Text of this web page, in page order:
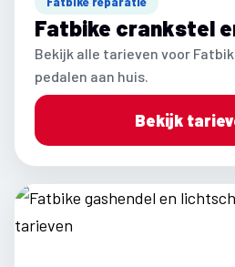
Fatbike crankstel
Bekijk alle tarieven voor
pedalen aan huis.
Bekijk